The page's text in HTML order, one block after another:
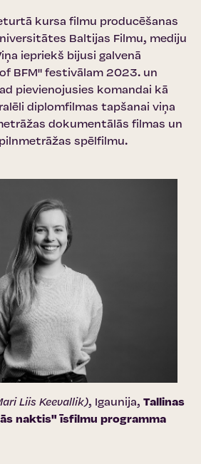
kursa filmu producēšanas
Baltijas Filmu, mediju
iepriekš bijusi galvenā
BFM" festivālam 2023. un
pievienojusies komandai kā
diplomfilmas tapšanai viņa
dokumentālās filmas un
spēlfilmu.
Liis Keevallik), Igaunija, Tallinas
naktis" īsfilmu programma